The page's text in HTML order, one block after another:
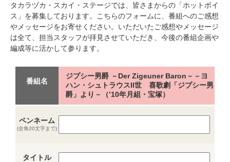
タカラヅカ・スカイ・ステージでは、皆さまからの「ホットボイ
ス」を募集しております。こちらのフォームに、番組へのご感想
やメッセージをお寄せください。いただいたご感想やメッセージ
は全て、担当スタッフが拝見させていただき、今後の番組企画や
編成等に活かして参ります。
番組名
ジプシー男爵 －Der Zigeuner Baron－－ヨ
ハン・シュトラウスII世 喜歌劇「ジプシー男
爵」より－（’10年月組・宝塚）
ペンネーム
(全角20文字まで)
タイトル